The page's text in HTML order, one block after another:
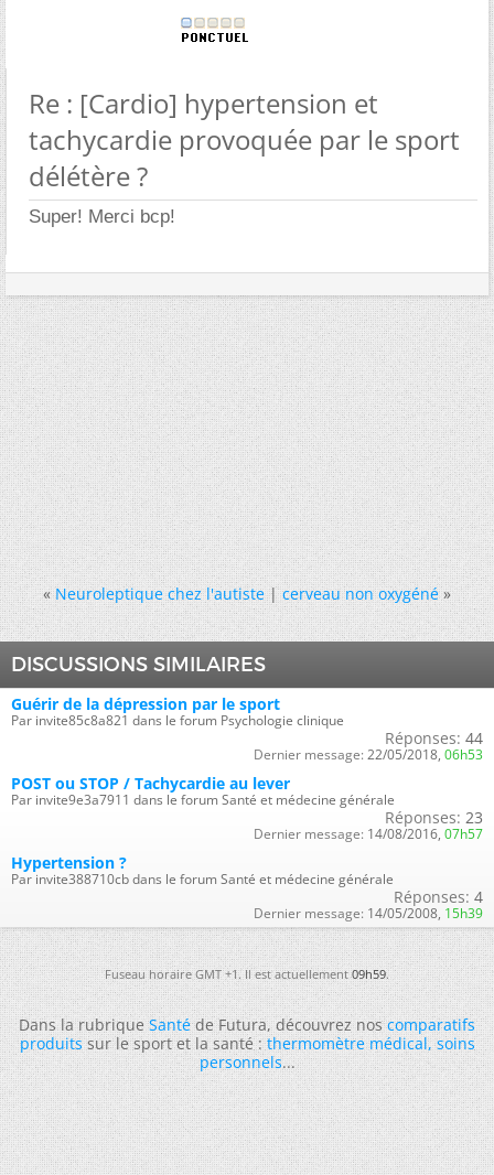
Re : [Cardio] hypertension et
tachycardie provoquée par le sport
délétère ?
Super! Merci bcp!
« Neuroleptique chez l'autiste|cerveau non oxygéné »
DISCUSSIONS SIMILAIRES
Guérir de la dépression par le sport
Par invite85c8a821 dans le forum Psychologie clinique
Réponses: 44
Dernier message: 22/05/2018, 06h53
POST ou STOP / Tachycardie au lever
Par invite9e3a7911 dans le forum Santé et médecine générale
Réponses: 23
Dernier message: 14/08/2016, 07h57
Hypertension ?
Par invite388710cb dans le forum Santé et médecine générale
Réponses: 4
Dernier message: 14/05/2008, 15h39
Fuseau horaire GMT +1. Il est actuellement09h59.
Dans la rubriqueSantéde Futura, découvrez noscomparatifs
produitssur le sport et la santé :thermomètre médical,soins
personnels...